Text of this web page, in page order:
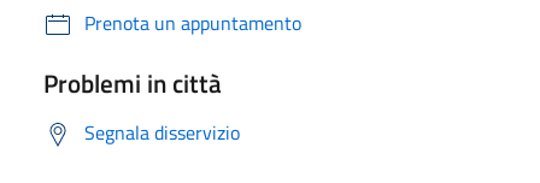
Prenota un appuntamento
Problemi in città
Segnala disservizio